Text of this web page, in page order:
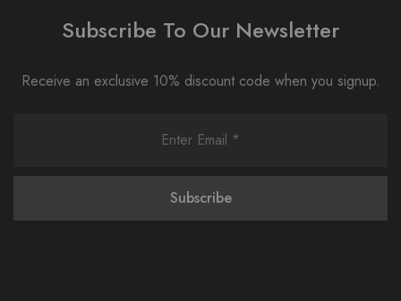
Subscribe To Our Newsletter
Receive an exclusive 10% discount code when you signup.